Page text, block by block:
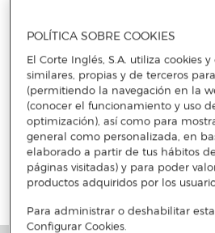
POLÍTICA SOBRE COOKIES
El Corte Inglés, S.A. utiliza cookies
similares, propias y de terceros
(permitiendo la navegación en la
(conocer el funcionamiento y uso
optimización), así como para
general como personalizada, en
elaborado a partir de tus hábitos
páginas visitadas) y para poder
productos adquiridos por los
Para administrar o deshabilitar
Configurar Cookies.